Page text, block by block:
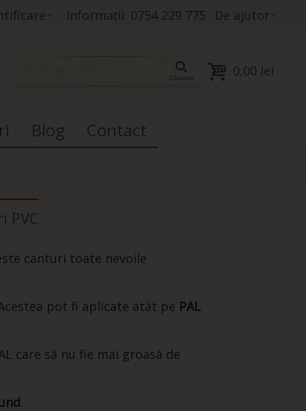
Informații: 0754 229 775 De ajutor
Căutare 0,00 lei
Blog Contact
PVC
canturi toate nevoile
pot fi aplicate atât pe PAL
care să nu fie mai groasă de
.